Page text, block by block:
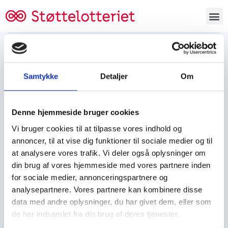
Samtykke Detaljer Om
Denne hjemmeside bruger cookies
Vi bruger cookies til at tilpasse vores indhold og
annoncer, til at vise dig funktioner til sociale medier og til
at analysere vores trafik. Vi deler også oplysninger om
din brug af vores hjemmeside med vores partnere inden
for sociale medier, annonceringspartnere og
analysepartnere. Vores partnere kan kombinere disse
data med andre oplysninger, du har givet dem, eller som
de har indsamlet fra din brug af deres tjenester.
Tjen penge og støt
Tjen penge til:
Spejdere/spejdergruppen/FDF’ere, m.fl.
Kontor
Tjenpengeogstoet.dk
Ejby Industrivej 91
DK – 2600 Glostrup
CVR: 19347508